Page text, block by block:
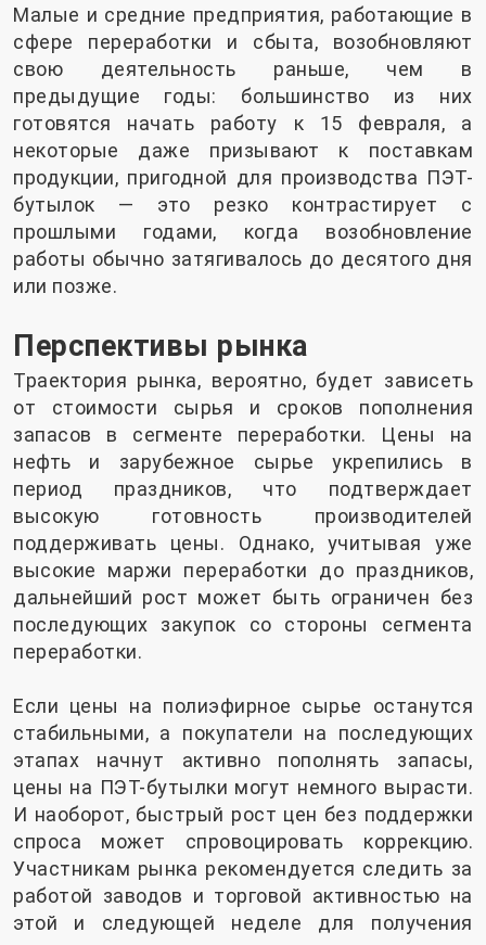
Малые и средние предприятия, работающие в
сфере переработки и сбыта, возобновляют
свою деятельность раньше, чем в
предыдущие годы: большинство из них
готовятся начать работу к 15 февраля, а
некоторые даже призывают к поставкам
продукции, пригодной для производства ПЭТ-
бутылок — это резко контрастирует с
прошлыми годами, когда возобновление
работы обычно затягивалось до десятого дня
или позже.
Перспективы рынка
Траектория рынка, вероятно, будет зависеть
от стоимости сырья и сроков пополнения
запасов в сегменте переработки. Цены на
нефть и зарубежное сырье укрепились в
период праздников, что подтверждает
высокую готовность производителей
поддерживать цены. Однако, учитывая уже
высокие маржи переработки до праздников,
дальнейший рост может быть ограничен без
последующих закупок со стороны сегмента
переработки.
Если цены на полиэфирное сырье останутся
стабильными, а покупатели на последующих
этапах начнут активно пополнять запасы,
цены на ПЭТ-бутылки могут немного вырасти.
И наоборот, быстрый рост цен без поддержки
спроса может спровоцировать коррекцию.
Участникам рынка рекомендуется следить за
работой заводов и торговой активностью на
этой и следующей неделе для получения